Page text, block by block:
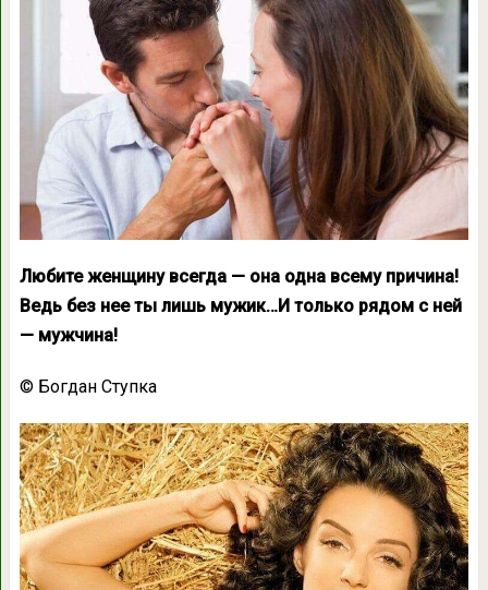
Любите женщину всегда — она одна всему причина!
Ведь без нее ты лишь мужик…И только рядом с ней
— мужчина!
© Богдан Ступка